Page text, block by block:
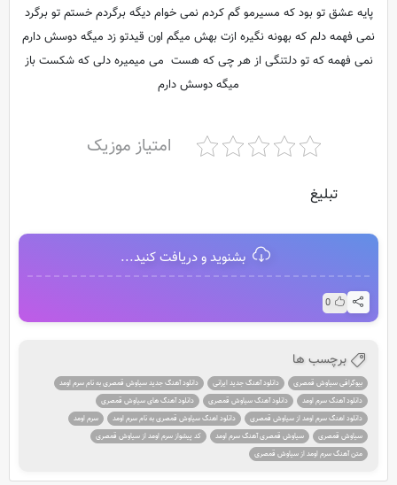
پایه عشق تو بود که مسیرمو گم کردم نمی خوام دیگه برگردم خستم تو برگرد
نمی فهمه دلم که بهونه نگیره ازت بهش میگم اون قیدتو زد میگه دوسش دارم
نمی فهمه که تو دلتنگی از هر چی که هست می میمیره دلی که شکست باز
میگه دوسش دارم
امتیاز موزیک
تبلیغ
بشنوید و دریافت کنید...
0
برچسب ها
بیوگرافی سیاوش قمصری دانلود آهنگ جدید ایرانی
دانلود آهنگ جدید سیاوش قمصری به نام سرم اومد
دانلود آهنگ سرم اومد
دانلود آهنگ سیاوش قمصری
دانلود آهنگ های سیاوش قمصری
دانلود اهنگ سرم اومد از سیاوش قمصری
دانلود اهنگ سیاوش قمصری به نام سرم اومد
سرم اومد
سیاوش قمصری
سیاوش قمصری آهنگ سرم اومد
کد پیشواز سرم اومد از سیاوش قمصری
متن آهنگ سرم اومد از سیاوش قمصری